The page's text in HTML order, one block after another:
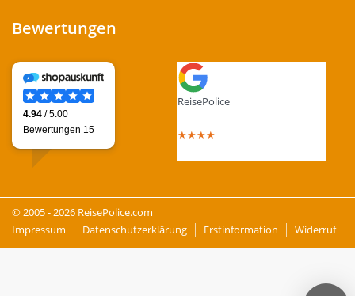
Bewertungen
ReisePolice
★★★★
© 2005 - 2026 ReisePolice.com
Impressum
Datenschutzerklärung Erstinformation Widerruf